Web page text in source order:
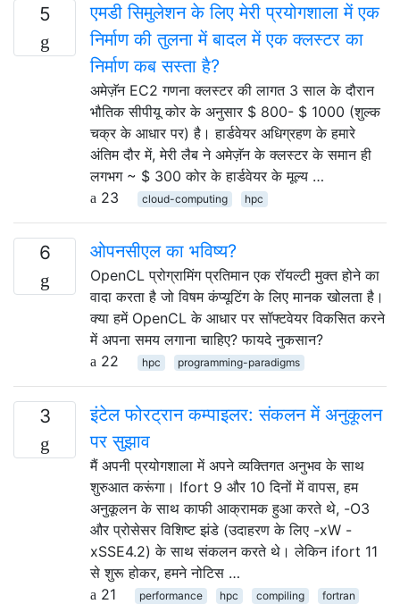
5
एमडी सिमुलेशन के लिए मेरी प्रयोगशाला में एक
निर्माण की तुलना में बादल में एक क्लस्टर का
निर्माण कब सस्ता है?
अमेज़ॅन EC2 गणना क्लस्टर की लागत 3 साल के दौरान
भौतिक सीपीयू कोर के अनुसार $ 800- $ 1000 (शुल्क
चक्र के आधार पर) है। हार्डवेयर अधिग्रहण के हमारे
अंतिम दौर में, मेरी लैब ने अमेज़ॅन के क्लस्टर के समान ही
लगभग ~ $ 300 कोर के हार्डवेयर के मूल्य …
23
cloud-computing hpc
6 ओपनसीएल का भविष्य?
OpenCL प्रोग्रामिंग प्रतिमान एक रॉयल्टी मुक्त होने का
वादा करता है जो विषम कंप्यूटिंग के लिए मानक खोलता है।
क्या हमें OpenCL के आधार पर सॉफ्टवेयर विकसित करने
में अपना समय लगाना चाहिए? फायदे नुकसान?
22
hpc programming-paradigms
3
इंटेल फोरट्रान कम्पाइलर: संकलन में अनुकूलन
पर सुझाव
मैं अपनी प्रयोगशाला में अपने व्यक्तिगत अनुभव के साथ
शुरुआत करूंगा। Ifort 9 और 10 दिनों में वापस, हम
अनुकूलन के साथ काफी आक्रामक हुआ करते थे, -O3
और प्रोसेसर विशिष्ट झंडे (उदाहरण के लिए -xW -
xSSE4.2) के साथ संकलन करते थे। लेकिन ifort 11
से शुरू होकर, हमने नोटिस …
21
performance hpc compiling fortran